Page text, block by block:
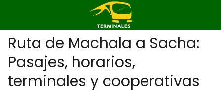
Ruta de Machala a Sacha:
Pasajes, horarios,
terminales y cooperativas